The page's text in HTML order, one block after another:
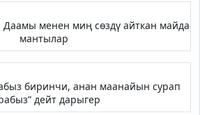
менен миң сөздү айткан майда
мантылар
биринчи, анан маанайын сурап
дейт дарыгер